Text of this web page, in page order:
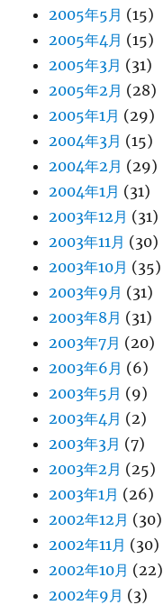
2005年5月 (15)
2005年4月 (15)
2005年3月 (31)
2005年2月 (28)
2005年1月 (29)
2004年3月 (15)
2004年2月 (29)
2004年1月 (31)
2003年12月 (31)
2003年11月 (30)
2003年10月 (35)
2003年9月 (31)
2003年8月 (31)
2003年7月 (20)
2003年6月 (6)
2003年5月 (9)
2003年4月 (2)
2003年3月 (7)
2003年2月 (25)
2003年1月 (26)
2002年12月 (30)
2002年11月 (30)
2002年10月 (22)
2002年9月 (3)